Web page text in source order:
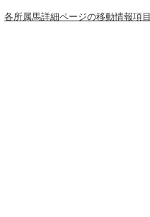
各所属馬詳細ページの移動情報項目